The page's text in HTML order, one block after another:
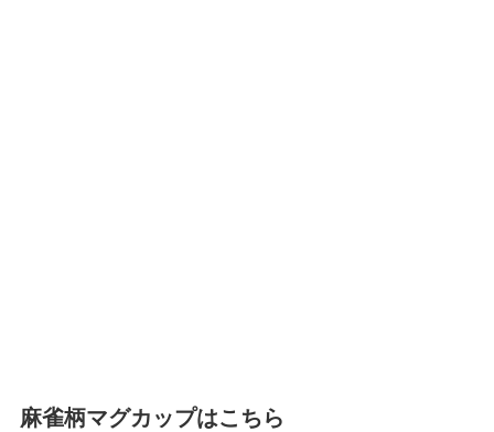
麻雀柄マグカップはこちら